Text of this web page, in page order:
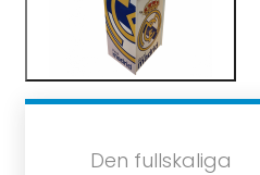
Den fullskaliga